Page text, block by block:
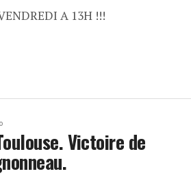
A 13H !!!
Victoire de